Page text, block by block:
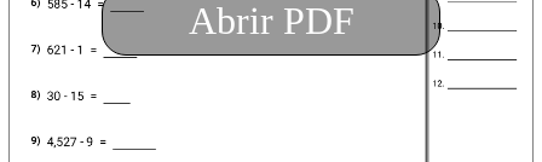
Abrir PDF